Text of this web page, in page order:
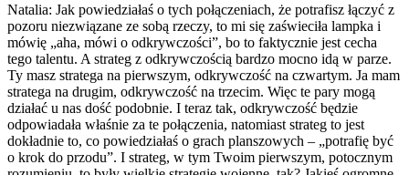
Natalia: Jak powiedziałaś o tych połączeniach, że potrafisz łączyć z
pozoru niezwiązane ze sobą rzeczy, to mi się zaświeciła lampka i
mówię „aha, mówi o odkrywczości”, bo to faktycznie jest cecha
tego talentu. A strateg z odkrywczością bardzo mocno idą w parze.
Ty masz stratega na pierwszym, odkrywczość na czwartym. Ja mam
stratega na drugim, odkrywczość na trzecim. Więc te pary mogą
działać u nas dość podobnie. I teraz tak, odkrywczość będzie
odpowiadała właśnie za te połączenia, natomiast strateg to jest
dokładnie to, co powiedziałaś o grach planszowych – „potrafię być
o krok do przodu”. I strateg, w tym Twoim pierwszym, potocznym